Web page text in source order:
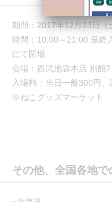
期間：2017年12月23日（
時間：10:00～21:00 最終
にて閉場
会場：西武池袋本店 別館
入場料：当日一般300円
※ねこグッズマーケット
その他、全国各地